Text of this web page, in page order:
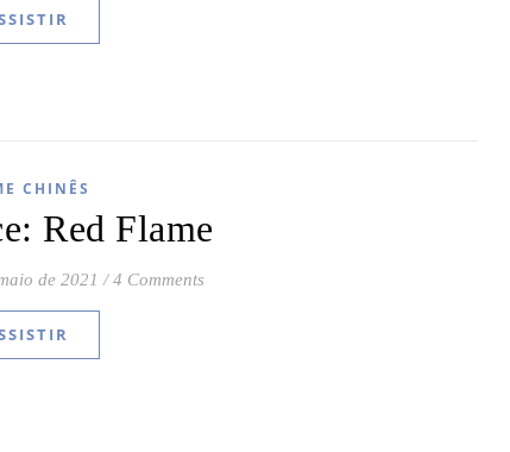
CHINÊS
Red Flame
de 2021 / 4 Comments